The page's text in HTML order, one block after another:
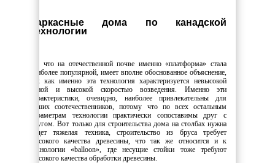
Каркасные дома по канадской
технологии
То, что на отечественной почве именно «платформа» стала
наиболее популярной, имеет вполне обоснованное объяснение,
так как именно эта технология характеризуется невысокой
ценой и высокой скоростью возведения. Именно эти
характеристики, очевидно, наиболее привлекательны для
наших соотечественников, потому что по всех остальным
параметрам технологии практически сопоставимы друг с
другом. Вот только для строительства дома на столбах нужна
будет тяжелая техника, строительство из бруса требует
высокого качества древесины, что так же относится и к
технологии «balloon», где несущие стойки тоже требуют
высокого качества обработки древесины.